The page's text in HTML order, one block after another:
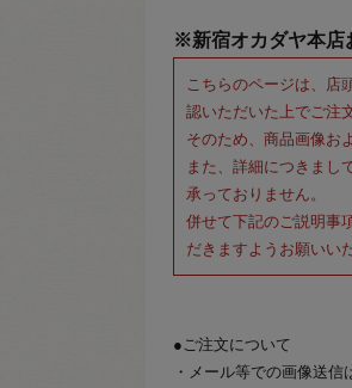
※新宿オカダヤ本店
こちらのページは、店
認いただいた上でご注
そのため、商品画像お
また、詳細につきまし
承っておりません。
併せて下記のご説明事
だきますようお願いい
●ご注文について
・メール等での画像送信